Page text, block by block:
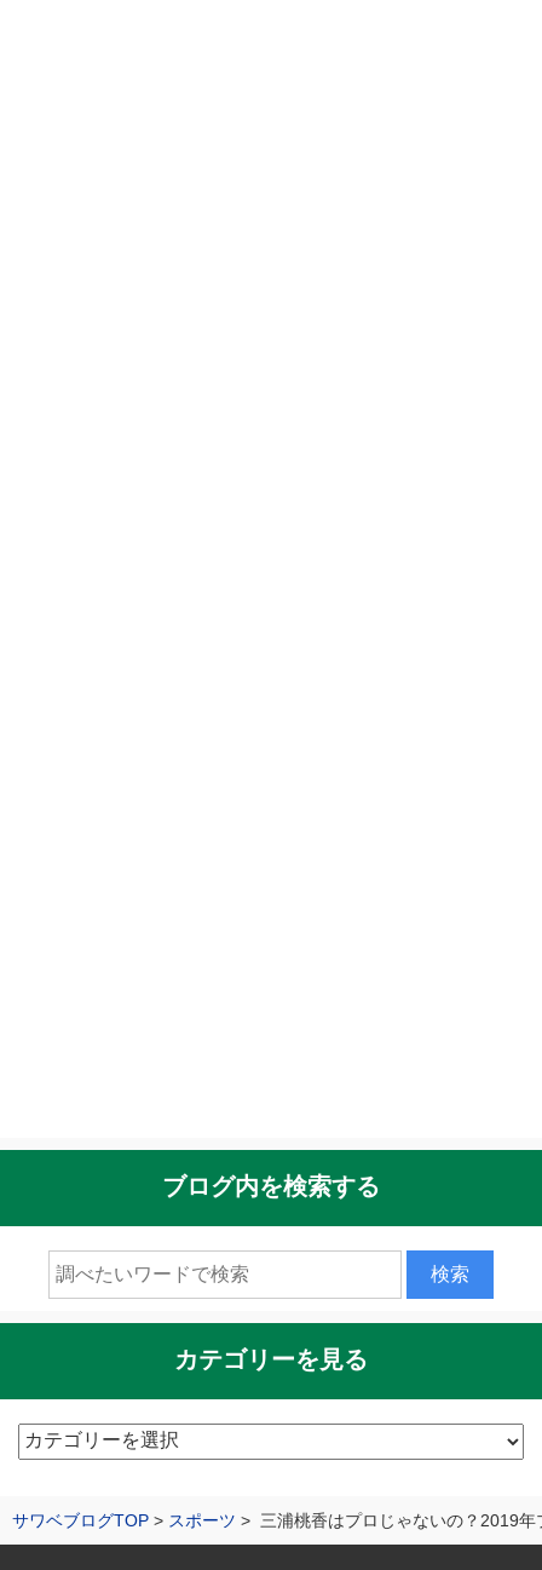
サワベブログTOP スポーツ 三浦桃香はプロじゃないの？2019
ブログ内を検索する
カテゴリーを見る
カ
リ